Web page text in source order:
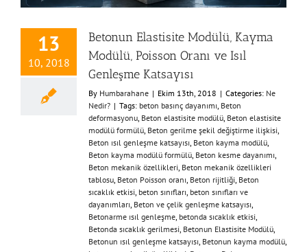
13
10, 2018
Betonun Elastisite Modülü, Kayma
Modülü, Poisson Oranı ve Isıl
Genleşme Katsayısı
By Humbarahane | Ekim 13th, 2018 | Categories: Ne
Nedir? | Tags: beton basınç dayanımı Beton
deformasyonu Beton elastisite modülü Beton elastisite
modülü formülü Beton gerilme şekil değiştirme ilişkisi
Beton ısıl genleşme katsayısı Beton kayma modülü
Beton kayma modülü formülü Beton kesme dayanımı
Beton mekanik özellikleri Beton mekanik özellikleri
tablosu Beton Poisson oranı Beton rijitliği Beton
sıcaklık etkisi beton sınıfları beton sınıfları ve
dayanımları Beton ve çelik genleşme katsayısı
Betonarme ısıl genleşme betonda sıcaklık etkisi
Betonda sıcaklık gerilmesi Betonun Elastisite Modülü
Betonun ısıl genleşme katsayısı Betonun kayma modülü